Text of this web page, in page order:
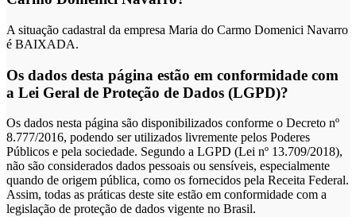
A situação cadastral da empresa Maria do Carmo Domenici Navarro
é BAIXADA.
Os dados desta página estão em conformidade com
a Lei Geral de Proteção de Dados (LGPD)?
Os dados nesta página são disponibilizados conforme o Decreto nº
8.777/2016, podendo ser utilizados livremente pelos Poderes
Públicos e pela sociedade. Segundo a LGPD (Lei nº 13.709/2018),
não são considerados dados pessoais ou sensíveis, especialmente
quando de origem pública, como os fornecidos pela Receita Federal.
Assim, todas as práticas deste site estão em conformidade com a
legislação de proteção de dados vigente no Brasil.